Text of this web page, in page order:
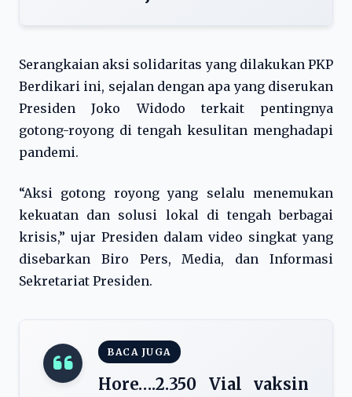
Serangkaian aksi solidaritas yang dilakukan PKP
Berdikari ini, sejalan dengan apa yang diserukan
Presiden Joko Widodo terkait pentingnya
gotong-royong di tengah kesulitan menghadapi
pandemi.
“Aksi gotong royong yang selalu menemukan
kekuatan dan solusi lokal di tengah berbagai
krisis,” ujar Presiden dalam video singkat yang
disebarkan Biro Pers, Media, dan Informasi
Sekretariat Presiden.
BACA JUGA
Hore….2.350 Vial vaksin